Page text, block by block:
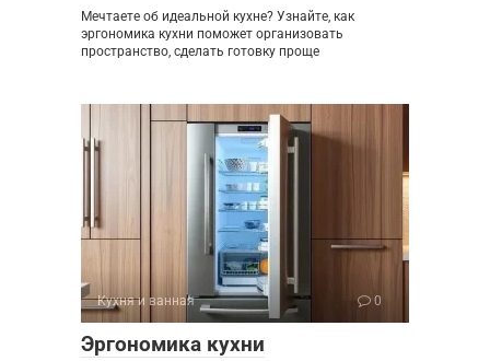
Мечтаете об идеальной кухне? Узнайте, как
эргономика кухни поможет организовать
пространство, сделать готовку проще
Кухня и ванная 0
Эргономика кухни